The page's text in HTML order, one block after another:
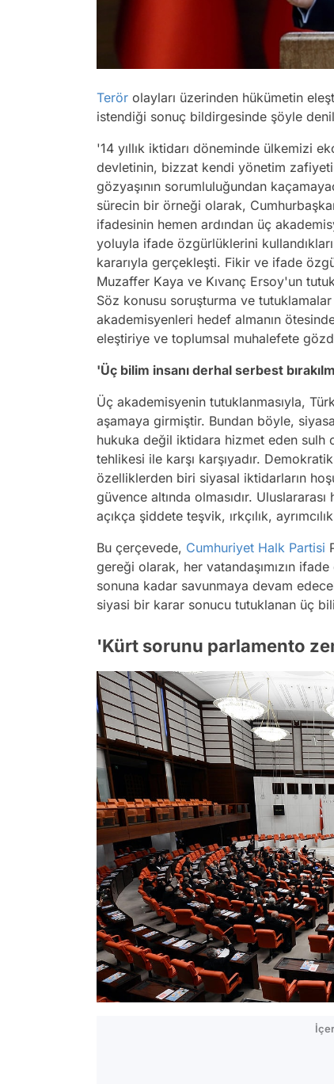
Terör olayları üzerinden hükümetin
istendiği sonuç bildirgesinde şöyle
'14 yıllık iktidarı döneminde ülkemizi
devletinin, bizzat kendi yönetim
gözyaşının sorumluluğundan
sürecin bir örneği olarak,
ifadesinin hemen ardından üç
yoluyla ifade özgürlüklerini
kararıyla gerçekleşti. Fikir ve ifade
Muzaffer Kaya ve Kıvanç Ersoy'un
Söz konusu soruşturma ve
akademisyenleri hedef almanın
eleştiriye ve toplumsal muhalefete
'Üç bilim insanı derhal serbest
Üç akademisyenin tutuklanmasıyla,
aşamaya girmiştir. Bundan böyle,
hukuka değil iktidara hizmet eden sulh
tehlikesi ile karşı karşıyadır.
özelliklerden biri siyasal iktidarların
güvence altında olmasıdır.
açıkça şiddete teşvik, ırkçılık,
Bu çerçevede, Cumhuriyet Halk Partisi
gereği olarak, her vatandaşımızın
sonuna kadar savunmaya devam
siyasi bir karar sonucu tutuklanan üç
'Kürt sorunu parlamento